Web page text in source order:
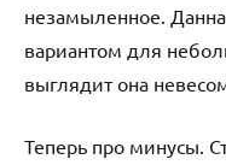
незамыленное.
вариантом для
выглядит она
Теперь про минусы.